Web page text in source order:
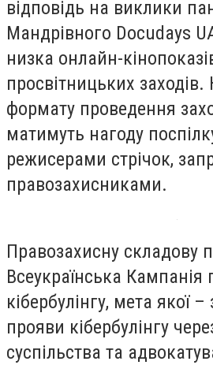
відповідь на виклики
Мандрівного Docudays
низка онлайн-
просвітницьких
формату проведення
матимуть нагоду
режисерами стрічок,
правозахисниками.
Правозахисну складову
Всеукраїнська Кампанія
кібербулінгу, мета якої
прояви кібербулінгу
суспільства та